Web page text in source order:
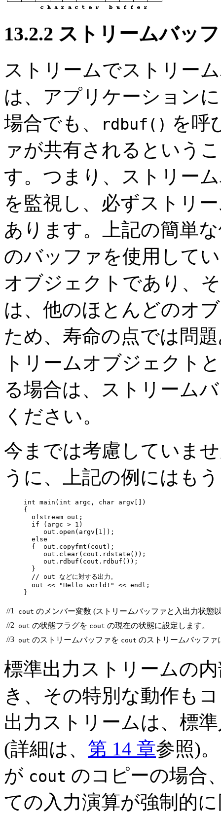
13.2.2 ストリームバッ
ストリームでストリー
は、アプリケーション
場合でも、
rdbuf() を呼
ァが共有されるという
す。つまり、ストリー
を監視し、必ずストリ
あります。上記の簡単
のバッファを使用して
オブジェクトであり、
は、他のほとんどのオ
ため、寿命の点では問
トリームオブジェクト
る場合は、ストリーム
ください。
今までは考慮していま
うに、上記の例にはも
int main(int argc, char argv[])
{
  ofstream out;
  if (argc > 1)
     out.open(argv[1]);
  else
{  out.copyfmt(cout);
out.clear(cout.rdstate());
out.rdbuf(cout.rdbuf());
  }
  // out などに対する出力。
  out << "Hello world!" << endl;
}
//1 cout のメンバー変数 (ストリームバッファと入出力状態
//2 out の状態フラグを cout の現在の状態に設定します。
//3 out のストリームバッファを cout のストリームバッファ
標準出力ストリームの
き、その特別な動作も
出力ストリームは、標
(詳細は、 第 14 章参照)
が cout のコピーの場合
ての入力演算が強制的